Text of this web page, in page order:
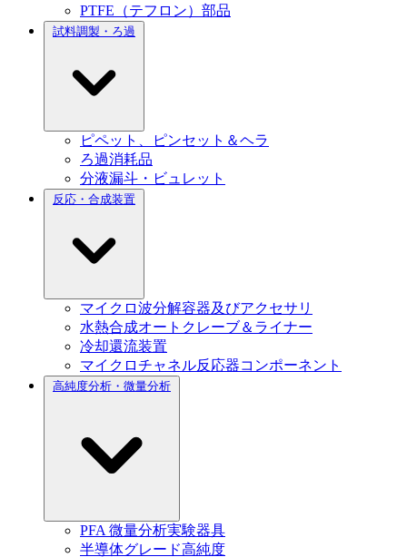
PTFE（テフロン）部品
試料調製・ろ過
ピペット、ピンセット＆ヘラ
ろ過消耗品
分液漏斗・ビュレット
反応・合成装置
マイクロ波分解容器及びアクセサリ
水熱合成オートクレーブ＆ライナー
冷却還流装置
マイクロチャネル反応器コンポーネント
高純度分析・微量分析
PFA 微量分析実験器具
半導体グレード高純度